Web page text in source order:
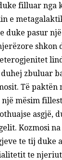
filluar nga
e
duke pasur
shkon
duhej zbuluar
Të paktën
mësim
asgjë,
Kozmosi
te tij duke
te